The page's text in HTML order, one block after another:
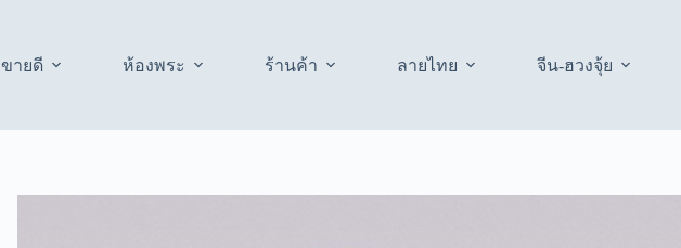
ขายดี ห้องพระ ร้านค้า ลายไทย จีน-ฮวงจุ้ย